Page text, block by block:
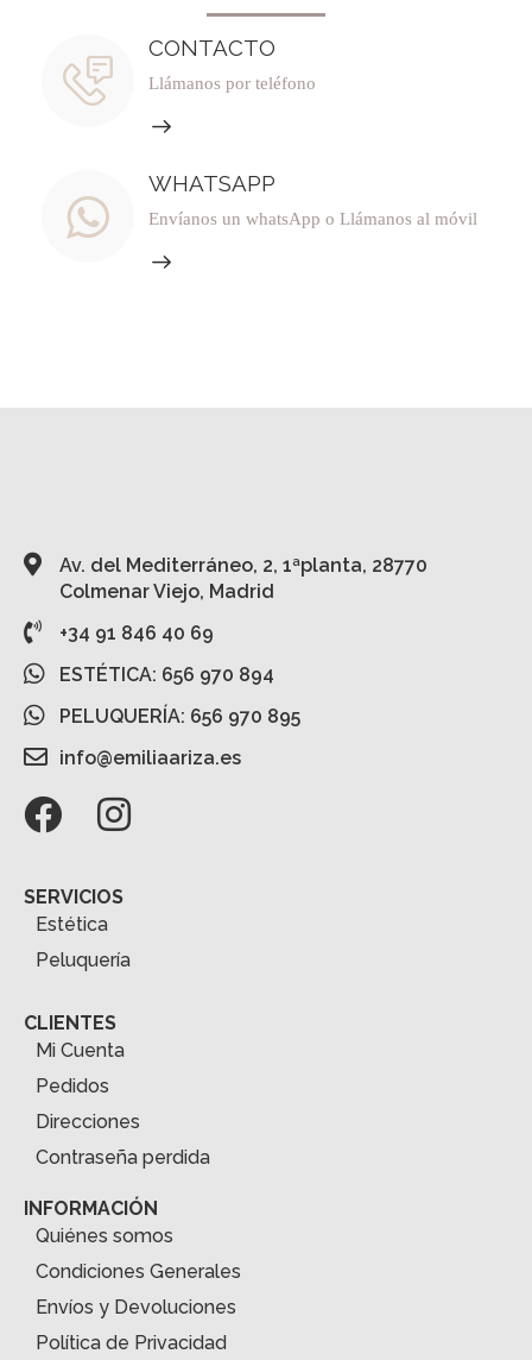
CONTACTO
Llámanos por teléfono
WHATSAPP
Envíanos un whatsApp o Llámanos al móvil
Av. del Mediterráneo, 2, 1ªplanta, 28770
Colmenar Viejo, Madrid
+34 91 846 40 69
ESTÉTICA: 656 970 894
PELUQUERÍA: 656 970 895
info@emiliaariza.es
SERVICIOS
Estética
Peluquería
CLIENTES
Mi Cuenta
Pedidos
Direcciones
Contraseña perdida
INFORMACIÓN
Quiénes somos
Condiciones Generales
Envíos y Devoluciones
Política de Privacidad